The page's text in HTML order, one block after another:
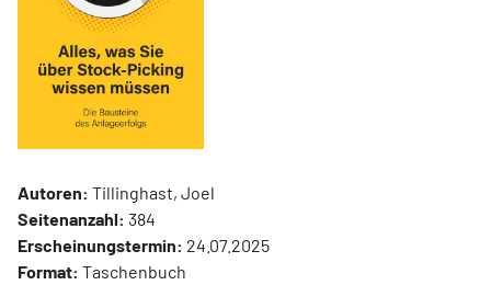
Autoren: Tillinghast, Joel
Seitenanzahl: 384
Erscheinungstermin: 24.07.2025
Format: Taschenbuch